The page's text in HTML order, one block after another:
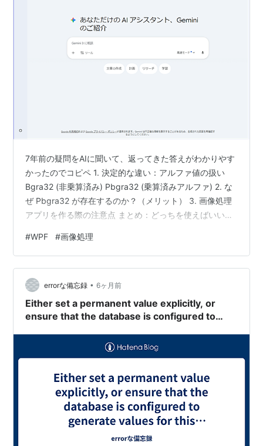
7年前の疑問をAIに聞いて、返ってきた答えがわかりやす
かったのでコピペ 1. 決定的な違い：アルファ値の扱い
Bgra32 (非乗算済み) Pbgra32 (乗算済みアルファ) 2. な
ぜ Pbgra32 が存在するのか？（メリット） 3. 画像処理
アプリを作る際の注意点 まとめ：どっちを使えばいい？
たね！画像処理をプログラムで行う際、この「P」がある
かないかで計算結果（特に透明な部分の見た目）が大き
く変わります。 結論から言うと、Pbgra32 の「P」は
「Premultiplied（乗算済み）」の頭文字です。 1. 決定的
な違い：アル…
#WPF #画像処理
errorな備忘録 • 6ヶ月前
Either set a permanent value explicitly, or
ensure that the database is configured to